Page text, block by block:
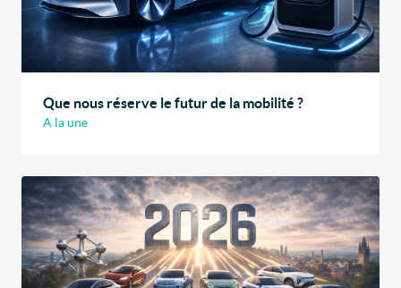
Que nous réserve le futur de la mobilité ?
A la une